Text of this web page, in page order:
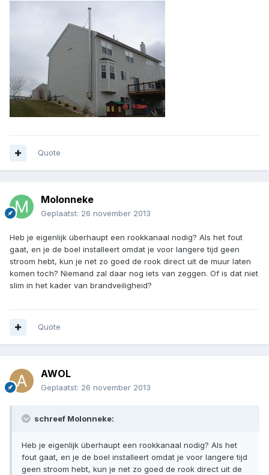
Quote
Molonneke
Geplaatst: 26 november 2013
Heb je eigenlijk überhaupt een rookkanaal nodig? Als het fout
gaat, en je de boel installeert omdat je voor langere tijd geen
stroom hebt, kun je net zo goed de rook direct uit de muur laten
komen toch? Niemand zal daar nog iets van zeggen. Of is dat niet
slim in het kader van brandveiligheid?
Quote
AWOL
Geplaatst: 26 november 2013
schreef Molonneke:
Heb je eigenlijk überhaupt een rookkanaal nodig? Als het
fout gaat, en je de boel installeert omdat je voor langere tijd
geen stroom hebt, kun je net zo goed de rook direct uit de